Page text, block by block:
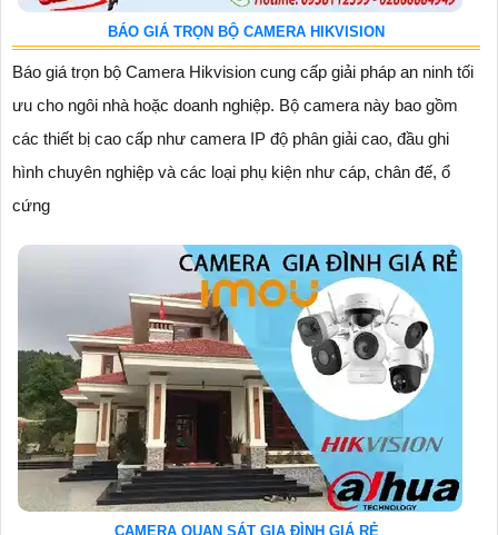
BÁO GIÁ TRỌN BỘ CAMERA HIKVISION
Báo giá trọn bộ Camera Hikvision cung cấp giải pháp an ninh tối
ưu cho ngôi nhà hoặc doanh nghiệp. Bộ camera này bao gồm
các thiết bị cao cấp như camera IP độ phân giải cao, đầu ghi
hình chuyên nghiệp và các loại phụ kiện như cáp, chân đế, ổ
cứng
CAMERA QUAN SÁT GIA ĐÌNH GIÁ RẺ